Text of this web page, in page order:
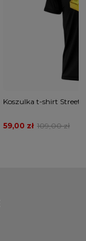
Koszulka t-shirt Street
109,00 zł
59,00 zł